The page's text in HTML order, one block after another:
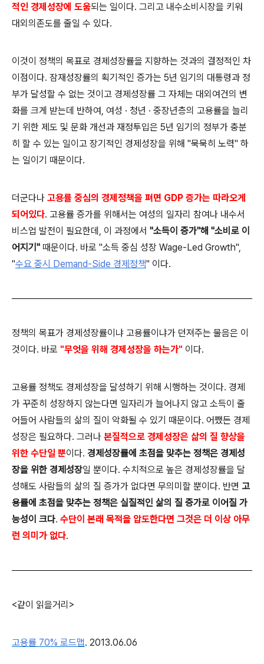
적인 경제성장에 도움되는 일이다. 그리고 내수소비시장을 키워
대외의존도를 줄일 수 있다.
이것이 정책의 목표로 경제성장률을 지향하는 것과의 결정적인 차
이점이다. 잠재성장률의 획기적인 증가는 5년 임기의 대통령과 정
부가 달성할 수 없는 것이고 경제성장률 그 자체는 대외여건의 변
화를 크게 받는데 반하여, 여성 · 청년 · 중장년층의 고용률을 늘리
기 위한 제도 및 문화 개선과 재정투입은 5년 임기의 정부가 충분
히 할 수 있는 일이고 장기적인 경제성장을 위해 "묵묵히 노력" 하
는 일이기 때문이다.
더군다나 고용률 중심의 경제정책을 펴면 GDP 증가는 따라오게
되어있다. 고용률 증가를 위해서는 여성의 일자리 참여나 내수서
비스업 발전이 필요한데, 이 과정에서 "소득이 증가"해 "소비로 이
어지기" 때문이다. 바로 "소득 중심 성장 Wage-Led Growth",
"수요 중시 Demand-Side 경제정책" 이다.
정책의 목표가 경제성장률이냐 고용률이냐가 던져주는 물음은 이
것이다. 바로 "무엇을 위해 경제성장을 하는가" 이다.
고용률 정책도 경제성장을 달성하기 위해 시행하는 것이다. 경제
가 꾸준히 성장하지 않는다면 일자리가 늘어나지 않고 소득이 줄
어들어 사람들의 삶의 질이 악화될 수 있기 때문이다. 어쨌든 경제
성장은 필요하다. 그러나 본질적으로 경제성장은 삶의 질 향상을
위한 수단일 뿐이다. 경제성장률에 초점을 맞추는 정책은 경제성
장을 위한 경제성장일 뿐이다. 수치적으로 높은 경제성장률을 달
성해도 사람들의 삶의 질 증가가 없다면 무의미할 뿐이다. 반면 고
용률에 초점을 맞추는 정책은 실질적인 삶의 질 증가로 이어질 가
능성이 크다. 수단이 본래 목적을 압도한다면 그것은 더 이상 아무
런 의미가 없다.
<같이 읽을거리>
고용률 70% 로드맵. 2013.06.06